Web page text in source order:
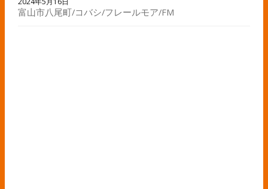
富山市八尾町/コバシ/フレールモア/FM